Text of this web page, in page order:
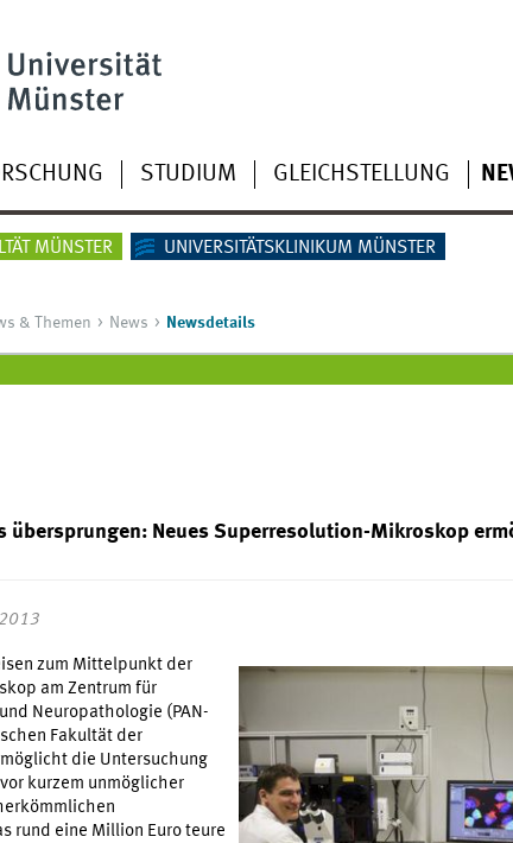
STUDIUM GLEICHSTELLUNG
MÜNSTER UNIVERSITÄTSKLINIKUM MÜNSTER
& Themen News Newsdetails
übersprungen: Neues Superresolution-Mikroskop
zum Mittelpunkt der
am Zentrum für
Neuropathologie (PAN-
Fakultät der
die Untersuchung
kurzem unmöglicher
rund eine Million Euro teure